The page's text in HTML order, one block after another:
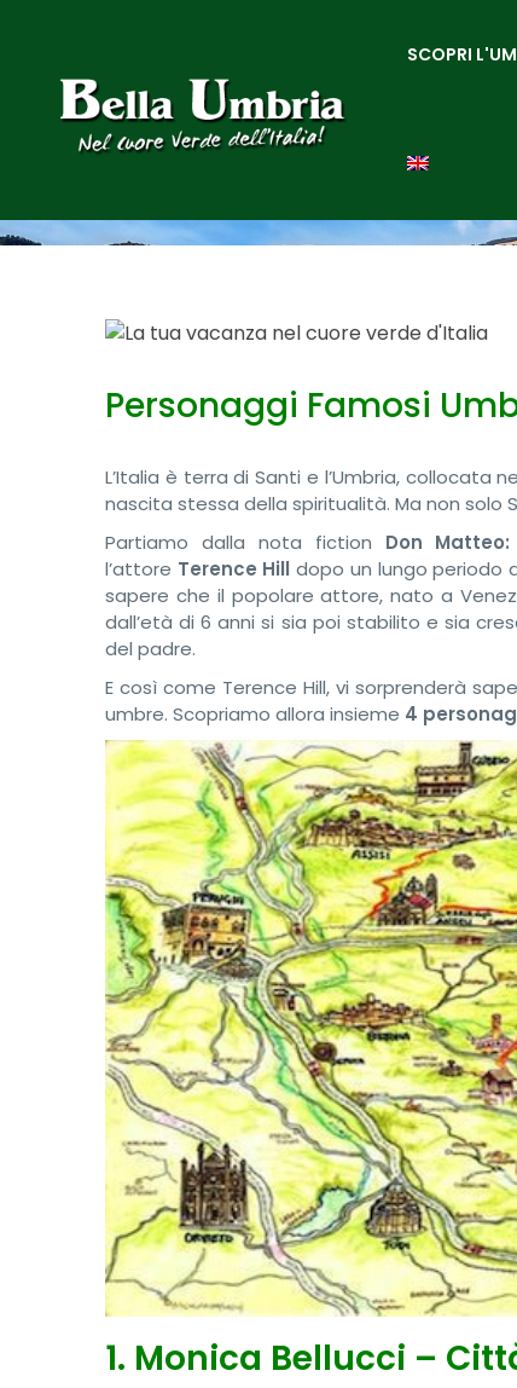
SCOPRI
Personaggi Famosi
L’Italia è terra di Santi e l’Umbria,
nascita stessa della spiritualità. Ma non solo
Partiamo dalla nota fiction Don
l’attore Terence Hill dopo un lungo periodo
sapere che il popolare attore, nato a
dall’età di 6 anni si sia poi stabilito e sia
del padre.
E così come Terence Hill, vi sorprenderà
umbre. Scopriamo allora insieme 4
1. Monica Bellucci –